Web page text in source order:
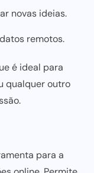
novas ideias.
remotos.
é ideal para
qualquer outro
para a